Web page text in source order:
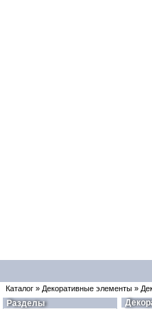
Каталог » Декоративные элементы »
Разделы